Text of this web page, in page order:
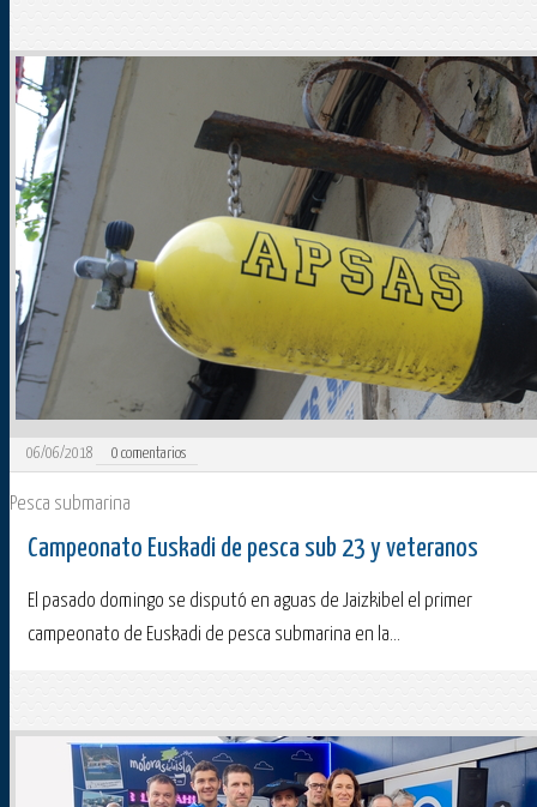
06/06/2018 0 comentarios
Pesca submarina
Campeonato Euskadi de pesca sub 23 y veteranos
El pasado domingo se disputó en aguas de Jaizkibel el primer
campeonato de Euskadi de pesca submarina en la...